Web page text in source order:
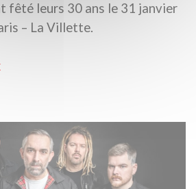
fêté leurs 30 ans le 31 janvier
– La Villette.